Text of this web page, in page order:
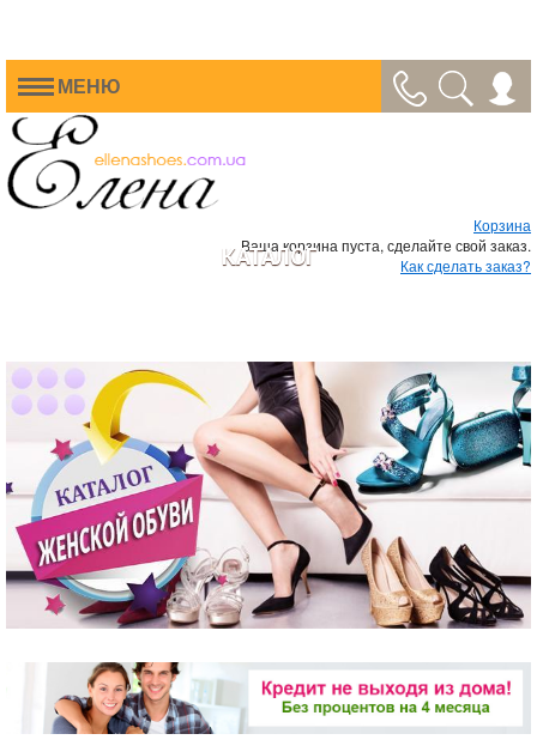
МЕНЮ
Корзина
Ваша корзина пуста, сделайте свой заказ.
Как сделать заказ?
КАТАЛОГ